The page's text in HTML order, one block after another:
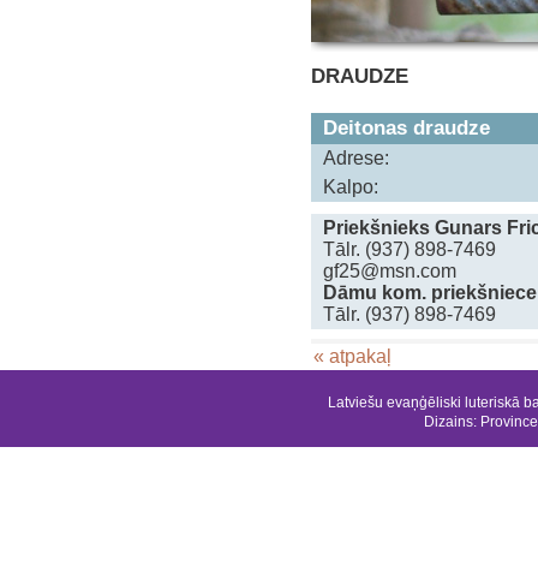
DRAUDZE
Deitonas draudze
Adrese:
Kalpo:
Priekšnieks Gunars
Tālr. (937) 898-7469
gf25@msn.com
Dāmu kom.
Tālr. (937) 898-7469
« atpakaļ
Latviešu evaņģēliski luteriskā
Dizains: